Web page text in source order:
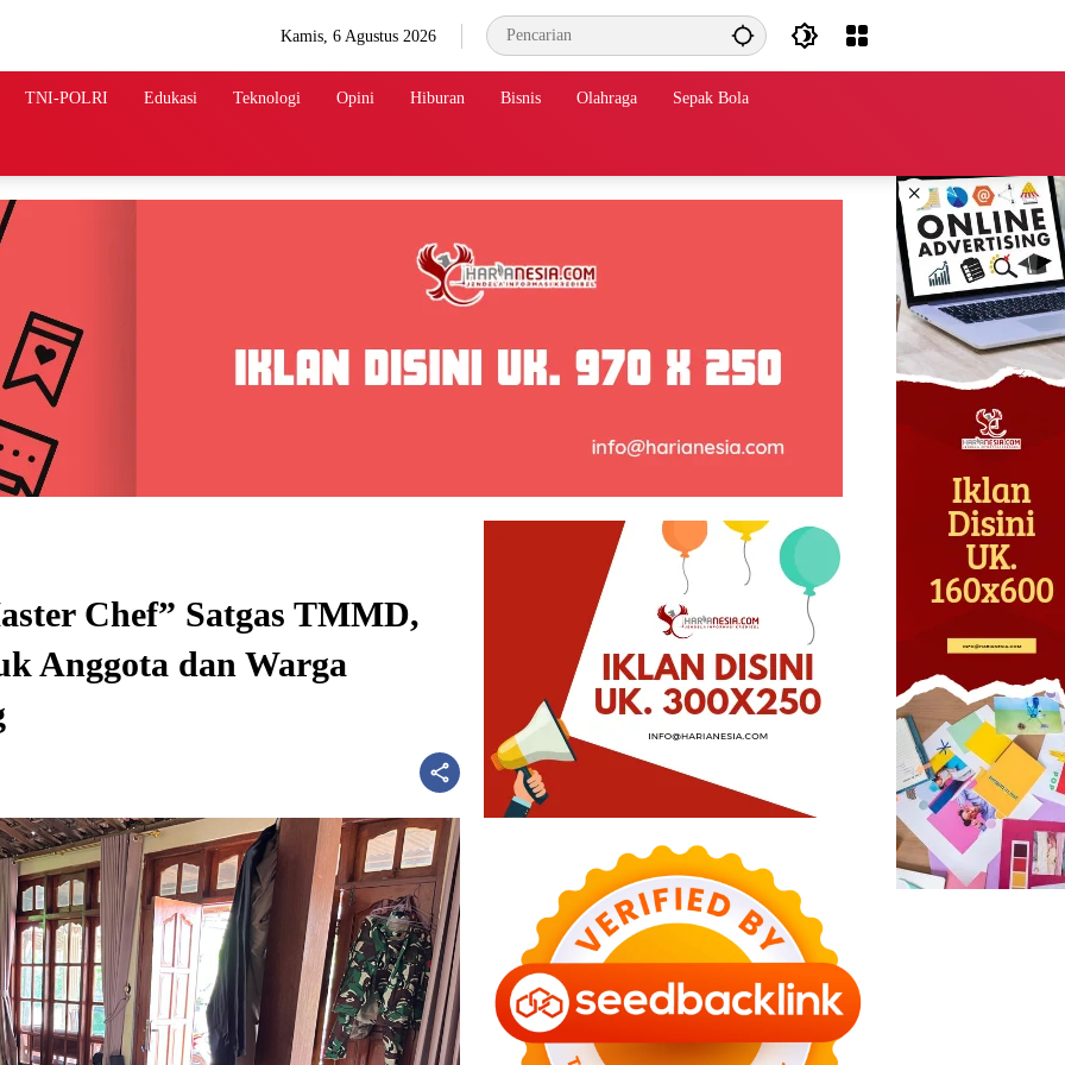
Kamis, 6 Agustus 2026
TNI-POLRI Edukasi Teknologi Opini Hiburan Bisnis Olahraga Sepak Bola
×
Chef” Satgas TMMD,
Anggota dan Warga